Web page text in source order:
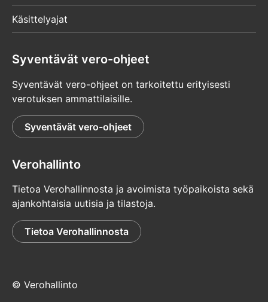
Käsittelyajat
Syventävät vero-ohjeet
Syventävät vero-ohjeet on tarkoitettu erityisesti
verotuksen ammattilaisille.
Syventävät vero-ohjeet
Verohallinto
Tietoa Verohallinnosta ja avoimista työpaikoista sekä
ajankohtaisia uutisia ja tilastoja.
Tietoa Verohallinnosta
© Verohallinto